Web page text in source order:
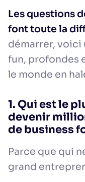
Les questions
font toute la
démarrer, voici
fun, profondes
le monde en
1. Qui est le
devenir
de business
Parce que qui
grand